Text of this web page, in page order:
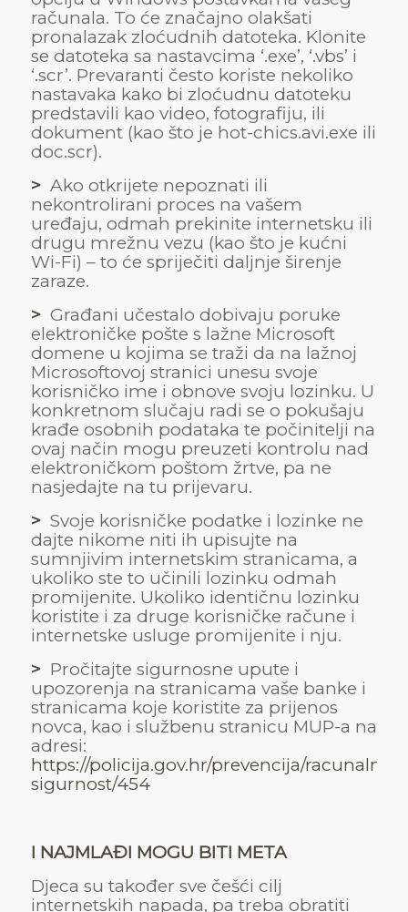
računala. To će značajno olakšati
pronalazak zloćudnih datoteka. Klonite
se datoteka sa nastavcima ‘.exe’, ‘.vbs’ i
‘.scr’. Prevaranti često koriste nekoliko
nastavaka kako bi zloćudnu datoteku
predstavili kao video, fotografiju, ili
dokument (kao što je hot-chics.avi.exe ili
doc.scr).
> Ako otkrijete nepoznati ili
nekontrolirani proces na vašem
uređaju, odmah prekinite internetsku ili
drugu mrežnu vezu (kao što je kućni
Wi-Fi) – to će spriječiti daljnje širenje
zaraze.
> Građani učestalo dobivaju poruke
elektroničke pošte s lažne Microsoft
domene u kojima se traži da na lažnoj
Microsoftovoj stranici unesu svoje
korisničko ime i obnove svoju lozinku. U
konkretnom slučaju radi se o pokušaju
krađe osobnih podataka te počinitelji na
ovaj način mogu preuzeti kontrolu nad
elektroničkom poštom žrtve, pa ne
nasjedajte na tu prijevaru.
> Svoje korisničke podatke i lozinke ne
dajte nikome niti ih upisujte na
sumnjivim internetskim stranicama, a
ukoliko ste to učinili lozinku odmah
promijenite. Ukoliko identičnu lozinku
koristite i za druge korisničke račune i
internetske usluge promijenite i nju.
> Pročitajte sigurnosne upute i
upozorenja na stranicama vaše banke i
stranicama koje koristite za prijenos
novca, kao i službenu stranicu MUP-a na
adresi:
https://policija.gov.hr/prevencija/racunalna-
sigurnost/454
I NAJMLAĐI MOGU BITI META
Djeca su također sve češći cilj
internetskih napada, pa treba obratiti